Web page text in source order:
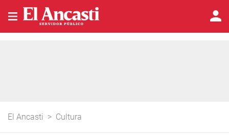
El Ancasti > Cultura